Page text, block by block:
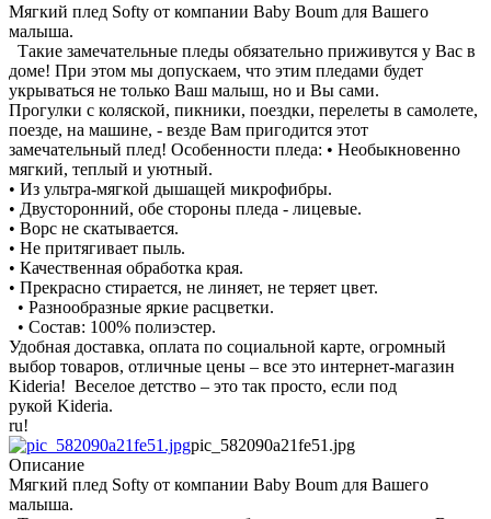
Мягкий плед Softy от компании Baby Boum для Вашего
малыша.
Такие замечательные пледы обязательно приживутся у Вас в
доме! При этом мы допускаем, что этим пледами будет
укрываться не только Ваш малыш, но и Вы сами.
Прогулки с коляской, пикники, поездки, перелеты в самолете,
поезде, на машине, - везде Вам пригодится этот
замечательный плед! Особенности пледа: • Необыкновенно
мягкий, теплый и уютный.
• Из ультра-мягкой дышащей микрофибры.
• Двусторонний, обе стороны пледа - лицевые.
• Ворс не скатывается.
• Не притягивает пыль.
• Качественная обработка края.
• Прекрасно стирается, не линяет, не теряет цвет.
• Разнообразные яркие расцветки.
• Состав: 100% полиэстер.
Удобная доставка, оплата по социальной карте, огромный
выбор товаров, отличные цены – все это интернет-магазин
Kideria! Веселое детство – это так просто, если под
рукой Kideria.
ru!
pic_582090a21fe51.jpg
Описание
Мягкий плед Softy от компании Baby Boum для Вашего
малыша.